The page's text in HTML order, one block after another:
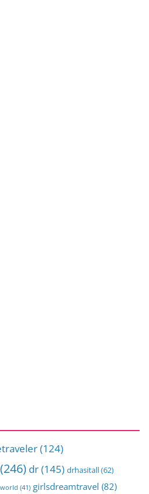
(124)
(246) dr(145) drhasitall(62)
(41) girlsdreamtravel (82)